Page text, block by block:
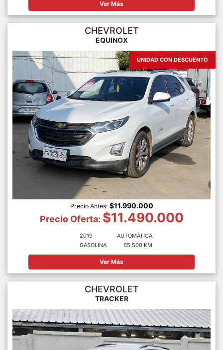
Ver Más
CHEVROLET
EQUINOX
UNIDAD CON DESCUENTO
Precio Antes: $11.990.000
Precio Oferta: $11.490.000
2019
GASOLINA
AUTOMÁTICA
65.500 KM
Ver Más
CHEVROLET
TRACKER